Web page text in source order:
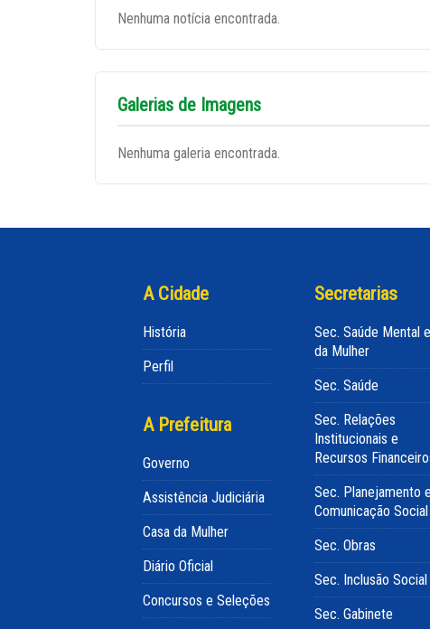
Nenhuma notícia encontrada.
Galerias de Imagens
Nenhuma galeria encontrada.
A Cidade
História
Perfil
A Prefeitura
Governo
Assistência Judiciária
Casa da Mulher
Diário Oficial
Concursos e Seleções
Secretarias
Sec. Saúde Mental e
da Mulher
Sec. Saúde
Sec. Relações
Institucionais e
Recursos
Sec. Planejamento
Comunicação Social
Sec. Obras
Sec. Inclusão Social
Sec. Gabinete